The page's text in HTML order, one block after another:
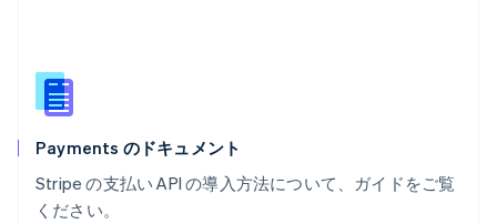
Payments のドキュメント
Stripe の支払い API の導入方法について、ガイドをご覧
ください。
Español
ラトビア
リトアニア
リヒテンシュタイン
Deutsch